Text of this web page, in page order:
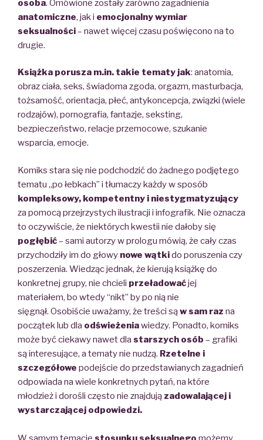
osoba. Omówione zostały zarówno zagadnienia
anatomiczne, jak i emocjonalny wymiar
seksualności– nawet więcej czasu poświęcono na to
drugie.
Książka porusza m.in. takie tematy jak: anatomia,
obraz ciała, seks, świadoma zgoda, orgazm, masturbacja,
tożsamość, orientacja, płeć, antykoncepcja, związki (wiele
rodzajów), pornografia, fantazje, seksting,
bezpieczeństwo, relacje przemocowe, szukanie
wsparcia, emocje.
Komiks stara się nie podchodzić do żadnego podjętego
tematu „po łebkach” i tłumaczy każdy w sposób
kompleksowy, kompetentny i niestygmatyzujący
za pomocą przejrzystych ilustracji i infografik. Nie oznacza
to oczywiście, że niektórych kwestii nie dałoby się
pogłębić– sami autorzy w prologu mówią, że cały czas
przychodziły im do głowy nowe wątkido poruszenia czy
poszerzenia. Wiedząc jednak, że kierują książkę do
konkretnej grupy, nie chcieli przeładowaćjej
materiałem, bo wtedy “nikt” by po nią nie
sięgnął. Osobiście uważamy, że treści sąw sam raz na
początek lub dla odświeżeniawiedzy. Ponadto, komiks
może być ciekawy nawet dla starszych osób – grafiki
są interesujące, a tematy nie nudzą. Rzetelne i
szczegółowe podejście do przedstawianych zagadnień
odpowiada na wiele konkretnych pytań, na które
młodzież i dorośli często nie znajdują zadowalającej i
wystarczającej odpowiedzi.